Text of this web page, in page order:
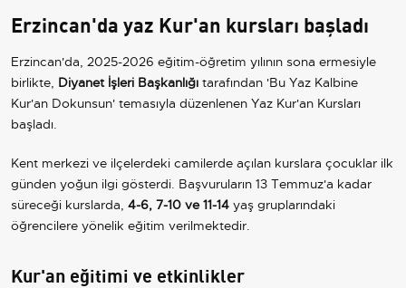
Erzincan'da yaz Kur'an kursları başladı
Erzincan'da, 2025-2026 eğitim-öğretim yılının sona ermesiyle
birlikte, Diyanet İşleri Başkanlığı tarafından 'Bu Yaz Kalbine
Kur'an Dokunsun' temasıyla düzenlenen Yaz Kur'an Kursları
başladı.
Kent merkezi ve ilçelerdeki camilerde açılan kurslara çocuklar ilk
günden yoğun ilgi gösterdi. Başvuruların 13 Temmuz'a kadar
süreceği kurslarda, 4-6, 7-10 ve 11-14 yaş gruplarındaki
öğrencilere yönelik eğitim verilmektedir.
Kur'an eğitimi ve etkinlikler